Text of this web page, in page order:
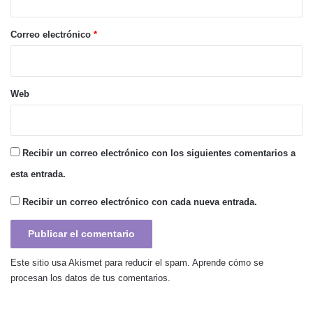
*
Correo electrónico *
Web
Recibir un correo electrónico con los siguientes comentarios a
esta entrada.
Recibir un correo electrónico con cada nueva entrada.
Este sitio usa Akismet para reducir el spam. Aprende cómo se
procesan los datos de tus comentarios.